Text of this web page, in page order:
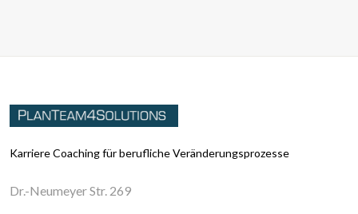
Karriere Coaching für berufliche Veränderungsprozesse
Dr.-Neumeyer Str. 269